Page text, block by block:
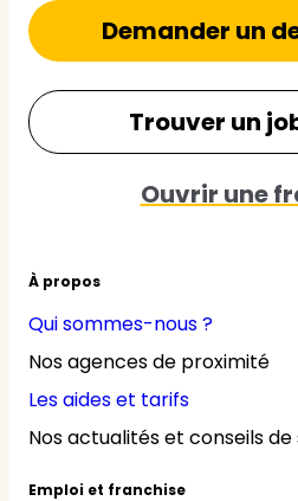
À propos
Qui sommes-nous ?
Nos agences de proximité
Les aides et tarifs
Nos actualités et conseils de
Emploi et franchise
Demander un
Trouver un
Ouvrir une